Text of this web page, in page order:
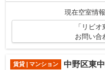
地内ごみ置き場などが揃っており、
現在空室情
「リビ
お問い合
賃貸 | マンション 中野区東